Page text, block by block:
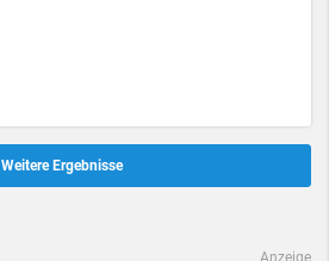
Weitere Ergebnisse
Anzeige